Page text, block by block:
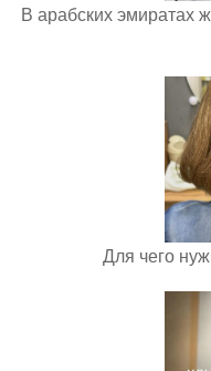
В арабских эмиратах
Для чего